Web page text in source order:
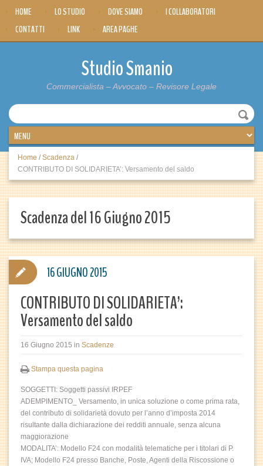
HOME LO STUDIO DOVE SIAMO
I COLLABORATORI
CONTATTI
LINK AREA PAGHE
Studio Smanio
Commercialista – Avvocato – Revisore Legale
Home / Scadenza /
CONTRIBUTO DI SOLIDARIETA’: Versamento del saldo
Scadenza del 16 Giugno 2015
CONTRIBUTO DI SOLIDARIETA’:
Versamento del saldo
16 Giugno 2015 in Scadenze
Stampa questa pagina
SOGGETTI: Soggetti passivi IRPEF
ADEMPIMENTO_ Versamento, in unica soluzione o come prima rata,
del contributo di solidarietà dovuto per l’anno d’imposta 2014
risultante dalla dichiarazione dei redditi annuale, senza alcuna
maggiorazione
MODALITA’: Modello F24 con modalità telematiche per i titolari di P.
IVA; Modello F24 presso Banche, Poste, Agenti della Riscossione o
16 GIUGNO 2015